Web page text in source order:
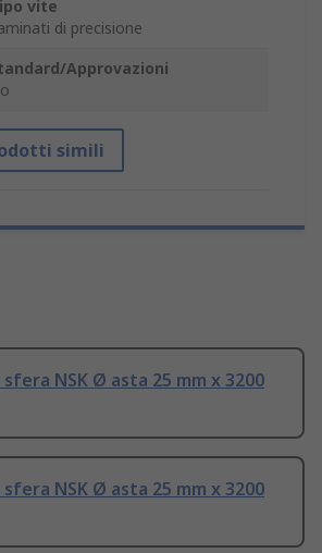
vite
di precisione
Approvazioni
simili
NSK Ø asta 25 mm x 3200
NSK Ø asta 25 mm x 3200